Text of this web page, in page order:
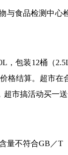
与食品检测中心
，包装12桶（
格结算。超市在
超市搞活动买一
量不符合GB ／T